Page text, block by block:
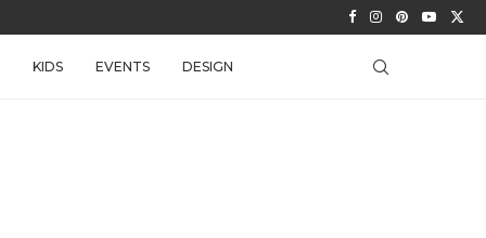
KIDS EVENTS DESIGN